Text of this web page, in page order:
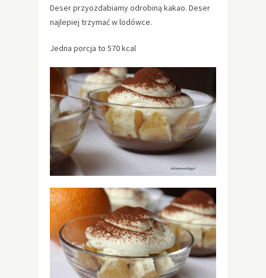
Deser przyozdabiamy odrobiną kakao. Deser
najlepiej trzymać w lodówce.
Jedna porcja to 570 kcal